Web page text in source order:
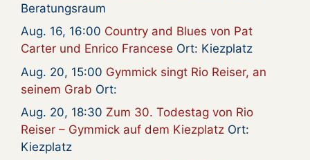
Beratungsraum
Aug. 16, 16:00 Country and Blues von Pat
Carter und Enrico Francese Ort: Kiezplatz
Aug. 20, 15:00 Gymmick singt Rio Reiser, an
seinem Grab Ort:
Aug. 20, 18:30 Zum 30. Todestag von Rio
Reiser – Gymmick auf dem Kiezplatz Ort:
Kiezplatz